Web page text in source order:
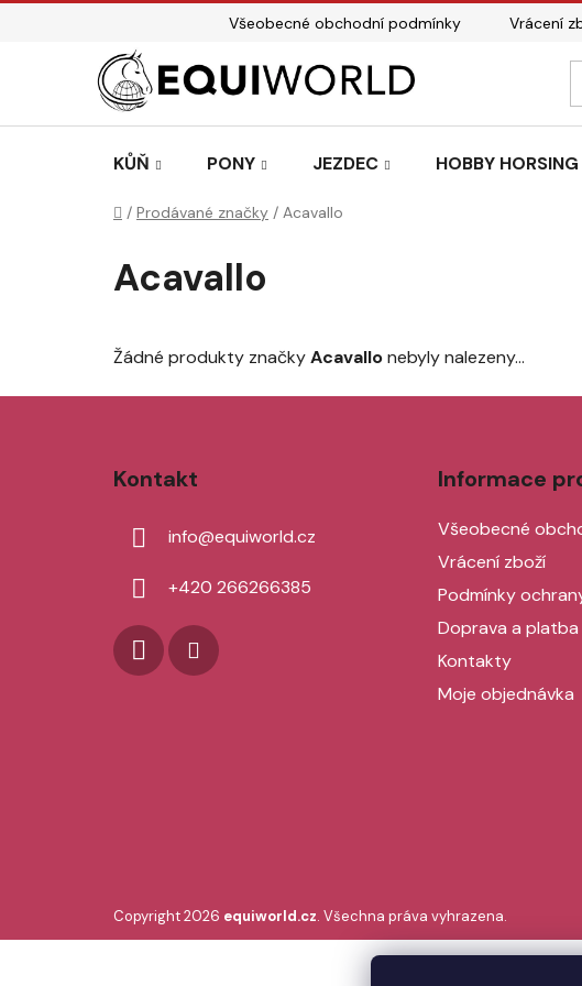
Přejít
Všeobecné obchodní podmínky Vrácení
KŮŇ PONY JEZDEC HOBBY HORSING
Domů
/ Prodávané značky / Acavallo
Acavallo
Žádné produkty značkyAcavallonebyly nalezeny...
Kontakt
info@equiworld.cz
+420 266266385
Informace
Všeobecné
Vrácení zboží
Podmínky
Doprava a platba
Kontakty
Moje objednávka
Copyright 2026 equiworld.cz. Všechna práva vyhrazena.